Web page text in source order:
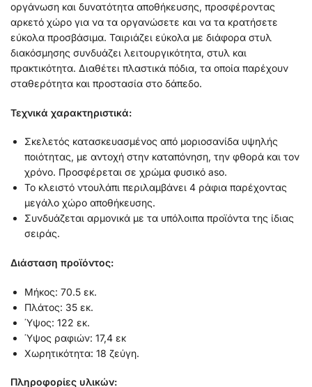
οργάνωση και δυνατότητα αποθήκευσης, προσφέροντας
αρκετό χώρο για να τα οργανώσετε και να τα κρατήσετε
εύκολα προσβάσιμα. Ταιριάζει εύκολα με διάφορα στυλ
διακόσμησης συνδυάζει λειτουργικότητα, στυλ και
πρακτικότητα. Διαθέτει πλαστικά πόδια, τα οποία παρέχουν
σταθερότητα και προστασία στο δάπεδο.
Τεχνικά χαρακτηριστικά:
Σκελετός κατασκευασμένος από μοριοσανίδα υψηλής
ποιότητας, με αντοχή στην καταπόνηση, την φθορά και τον
χρόνο. Προσφέρεται σε χρώμα φυσικό aso.
Το κλειστό ντουλάπι περιλαμβάνει 4 ράφια παρέχοντας
μεγάλο χώρο αποθήκευσης.
Συνδυάζεται αρμονικά με τα υπόλοιπα προϊόντα της ίδιας
σειράς.
Διάσταση προϊόντος:
Μήκος: 70.5 εκ.
Πλάτος: 35 εκ.
Ύψος: 122 εκ.
Ύψος ραφιών: 17,4 εκ
Χωρητικότητα: 18 ζεύγη.
Πληροφορίες υλικών: